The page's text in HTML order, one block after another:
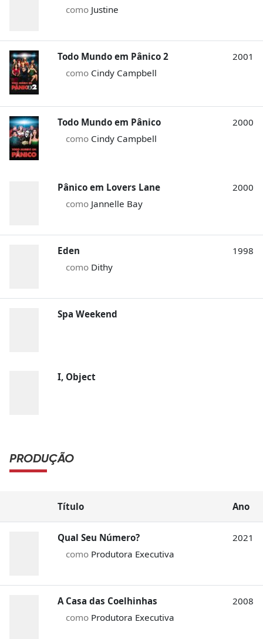
como Justine
Todo Mundo em Pânico 2
como Cindy Campbell
2001
Todo Mundo em Pânico
como Cindy Campbell
2000
Pânico em Lovers Lane
como Jannelle Bay
2000
Eden
como Dithy
1998
Spa Weekend
I, Object
PRODUÇÃO
Título Ano
Qual Seu Número?
como Produtora Executiva
2021
A Casa das Coelhinhas
como Produtora Executiva
2008